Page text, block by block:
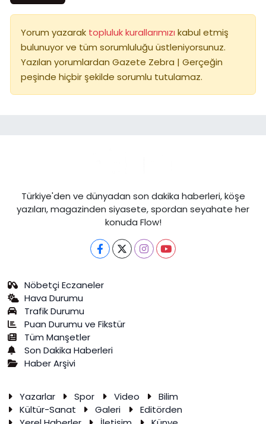
Yorum yazarak topluluk kurallarımızı kabul etmiş
bulunuyor ve tüm sorumluluğu üstleniyorsunuz.
Yazılan yorumlardan Gazete Zebra | Gerçeğin
peşinde hiçbir şekilde sorumlu tutulamaz.
Türkiye'den ve dünyadan son dakika haberleri, köşe
yazıları, magazinden siyasete, spordan seyahate her
konuda Flow!
Nöbetçi Eczaneler
Hava Durumu
Trafik Durumu
Puan Durumu ve Fikstür
Tüm Manşetler
Son Dakika Haberleri
Haber Arşivi
Yazarlar Spor Video
Bilim
Kültür-Sanat
Galeri
Editörden